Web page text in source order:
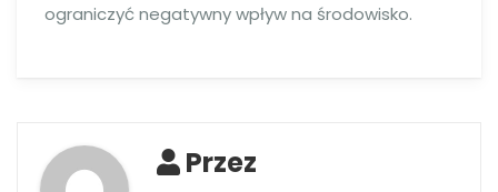
ograniczyć negatywny wpływ na środowisko.
Przez